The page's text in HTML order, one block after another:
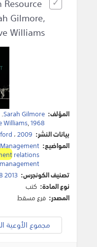
Gilmore,
Williams.
المؤلف: Sarah Gilmore
.
Williams,1968
بيانات النشر:
،2009
المواضيع: Management
relations
تصنيف الكونجرس: 2013
نوع المادة: كتب
المصدر: فرع مسقط
مجموع الأوعية